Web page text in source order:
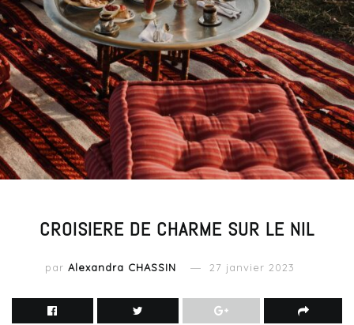
CROISIERE DE CHARME SUR LE NIL
par Alexandra CHASSIN 27 janvier 2023